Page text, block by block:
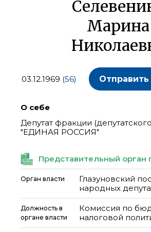
Марина
03.12.1969 (56)
О себе
Депутат фракции
"ЕДИНАЯ РОССИЯ"
Представительный орган
Орган власти
Глазуновский
народных
Должность в
органе власти
Комиссия по
налоговой